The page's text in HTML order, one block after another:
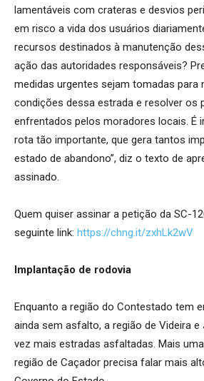
lamentáveis com crateras e desvios
em risco a vida dos usuários
recursos destinados à manutenção
ação das autoridades responsáveis?
medidas urgentes sejam tomadas para
condições dessa estrada e resolver os
enfrentados pelos moradores locais. É
rota tão importante, que gera tantos
estado de abandono”, diz o texto de
assinado.
Quem quiser assinar a petição da SC-
seguinte link: https://chng.it/zxhLk2wV
Implantação de rodovia
Enquanto a região do Contestado tem
ainda sem asfalto, a região de Videira e
vez mais estradas asfaltadas. Mais
região de Caçador precisa falar mais